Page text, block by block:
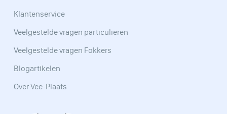
Klantenservice
Veelgestelde vragen particulieren
Veelgestelde vragen Fokkers
Blogartikelen
Over Vee-Plaats